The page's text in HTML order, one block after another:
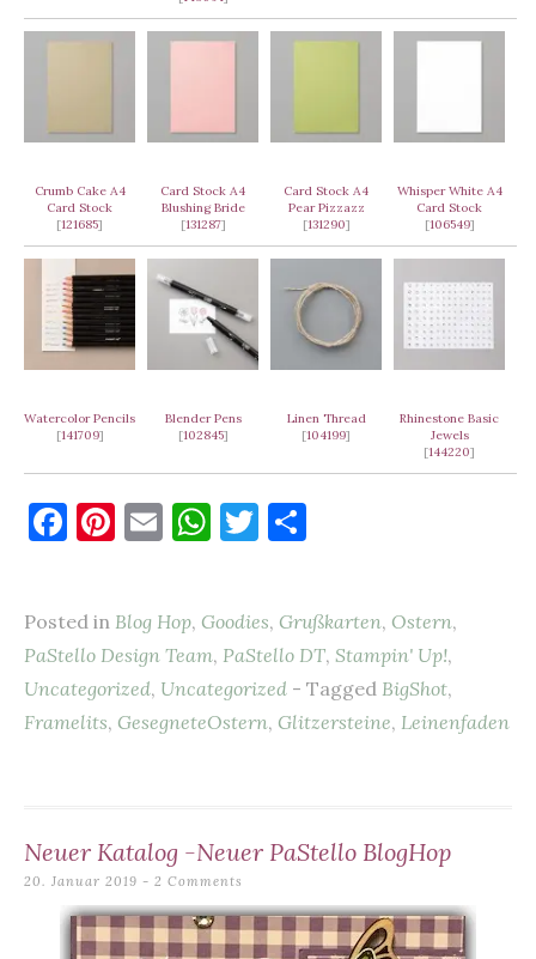
Crumb Cake A4
Card Stock
[121685]
Card Stock A4
Blushing Bride
[131287]
Card Stock A4
Pear Pizzazz
[131290]
Whisper White A4
Card Stock
[106549]
Watercolor Pencils
[141709]
Blender Pens
[102845]
Linen Thread
[104199]
Rhinestone Basic
Jewels
[144220]
F
e
b
o
Pi
es
t
E
l
W
s
A
p
T
te
r
n
Posted in Blog Hop, Goodies, Grußkarten, Ostern,
PaStello Design Team, PaStello DT, Stampin' Up!,
Uncategorized, Uncategorized - Tagged BigShot,
Framelits, GesegneteOstern, Glitzersteine, Leinenfaden
Neuer Katalog -Neuer PaStello BlogHop
20. Januar 2019 2 Comments